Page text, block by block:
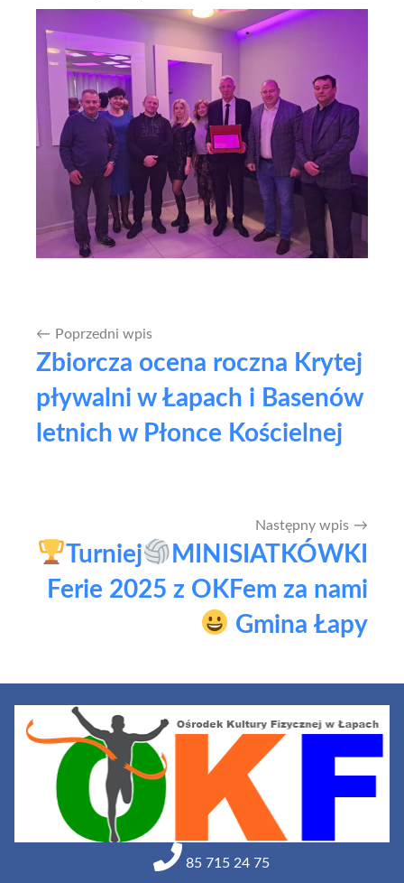
Nawigacja
wpisu
Poprzedni wpis
Zbiorcza ocena roczna Krytej
pływalni w Łapach i Basenów
letnich w Płonce Kościelnej
Następny wpis
Turniej
MINISIATKÓWKI
Ferie 2025 z OKFem za nami
Gmina Łapy
85 715 24 75